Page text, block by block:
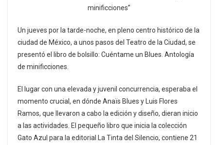
minificciones”
Un jueves por la tarde-noche, en pleno centro histórico de la
ciudad de México, a unos pasos del Teatro de la Ciudad, se
presentó el libro de bolsillo: Cuéntame un Blues. Antología
de minificciones.
El lugar con una elevada y juvenil concurrencia, esperaba el
momento crucial, en dónde Anaïs Blues y Luis Flores
Ramos, que llevaron a cabo la edición y diseño, dieran inicio
a las actividades. El pequeño libro que inicia la colección
Gato Azul para la editorial La Tinta del Silencio, contiene 21